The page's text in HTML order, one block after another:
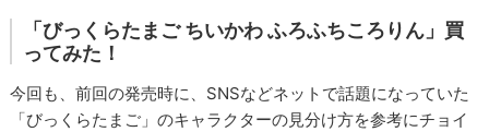
「びっくらたまご ちいかわ ふろふちころりん」買
ってみた！
今回も、前回の発売時に、SNSなどネットで話題になっていた
「びっくらたまご」のキャラクターの見分け方を参考にチョイ